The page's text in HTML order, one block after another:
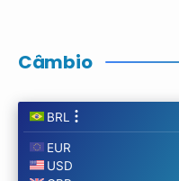
Câmbio